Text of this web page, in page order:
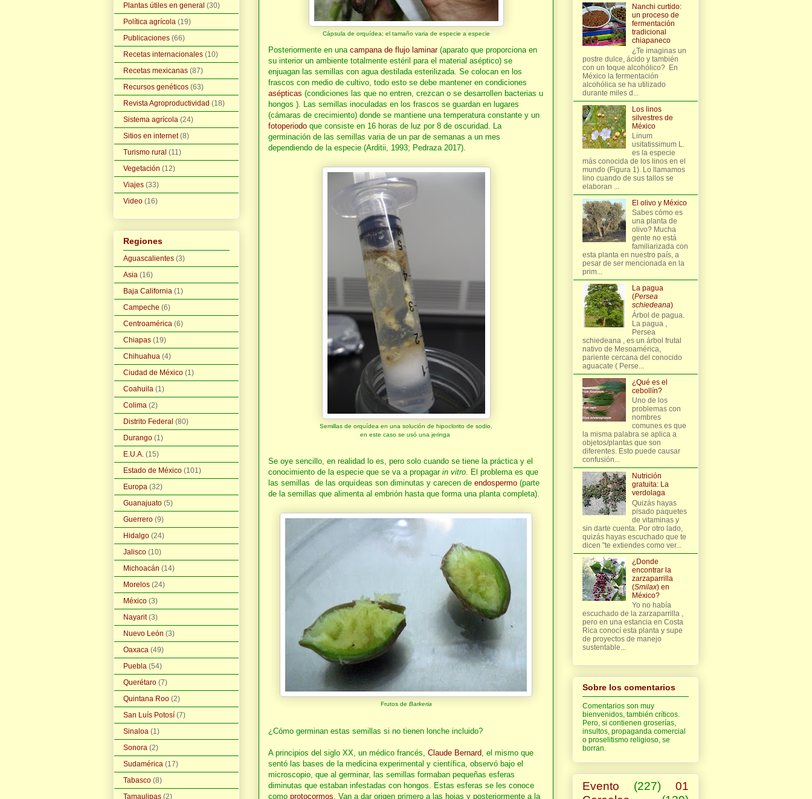
Cápsula de orquídea; el tamaño varia de especie a especie
Posteriormente en una campana de flujo laminar (aparato que proporciona en
su interior un ambiente totalmente estéril para el material aséptico) se
enjuagan las semillas con agua destilada esterilizada. Se colocan en los
frascos con medio de cultivo, todo esto se debe mantener en condiciones
asépticas (condiciones las que no entren, crezcan o se desarrollen bacterias u
hongos ). Las semillas inoculadas en los frascos se guardan en lugares
(cámaras de crecimiento) donde se mantiene una temperatura constante y un
fotoperiodo que consiste en 16 horas de luz por 8 de oscuridad. La
germinación de las semillas varia de un par de semanas a un mes
dependiendo de la especie (Arditii, 1993; Pedraza 2017).
Semillas de orquídea en una solución de hipoclorito de sodio,
en este caso se usó una jeringa
Se oye sencillo, en realidad lo es, pero solo cuando se tiene la práctica y el
conocimiento de la especie que se va a propagarin vitro. El problema es que
las semillas de las orquídeas son diminutas y carecen de endospermo (parte
de la semillas que alimenta al embrión hasta que forma una planta completa).
Frutos de Barkeria
¿Cómo germinan estas semillas si no tienen lonche incluido?
A principios del siglo XX, un médico francés, Claude Bernard , el mismo que
sentó las bases de la medicina experimental y científica, observó bajo el
microscopio, que al germinar, las semillas formaban pequeñas esferas
diminutas que estaban infestadas con hongos. Estas esferas se les conoce
como protocormos. Van a dar origen primero a las hojas y posteriormente a la
Plantas útiles en general (30)
Política agrícola (19)
Publicaciones (66)
Recetas internacionales (10)
Recetas mexicanas (87)
Recursos genéticos (63)
Revista Agroproductividad (18)
Sistema agrícola (24)
Sitios en internet (8)
Turismo rural (11)
Vegetación (12)
Viajes (33)
Video (16)
Regiones
Aguascalientes (3)
Asia (16)
Baja California (1)
Campeche (6)
Centroamérica (6)
Chiapas (19)
Chihuahua (4)
Ciudad de México (1)
Coahuila (1)
Colima (2)
Distrito Federal (80)
Durango (1)
E.U.A. (15)
Estado de México (101)
Europa (32)
Guanajuato (5)
Guerrero (9)
Hidalgo (24)
Jalisco (10)
Michoacán (14)
Morelos (24)
México (3)
Nayarit (3)
Nuevo León (3)
Oaxaca (49)
Puebla (54)
Querétaro (7)
Quintana Roo (2)
San Luís Potosí (7)
Sinaloa (1)
Sonora (2)
Sudamérica (17)
Tabasco (8)
Tamaulipas (2)
Nanchi curtido:
un proceso de
fermentación
tradicional
chiapaneco
¿Te imaginas un
postre dulce, ácido y también
con un toque alcohólico? En
México la fermentación
alcohólica se ha utilizado
durante miles d...
Los linos
silvestres de
México
Linum
usitatissimum L.
es la especie
más conocida de los linos en el
mundo (Figura 1). Lo llamamos
lino cuando de sus tallos se
elaboran ...
El olivo y México
Sabes cómo es
una planta de
olivo? Mucha
gente no está
familiarizada con
esta planta en nuestro país, a
pesar de ser mencionada en la
prim...
La pagua
(Persea
schiedeana)
Árbol de pagua.
La pagua ,
Persea
schiedeana , es un árbol frutal
nativo de Mesoamérica,
pariente cercana del conocido
aguacate ( Perse...
¿Qué es el
cebollín?
Uno de los
problemas con
nombres
comunes es que
la misma palabra se aplica a
objetos/plantas que son
diferentes. Esto puede causar
confusión...
Nutrición
gratuita: La
verdolaga
Quizás hayas
pisado paquetes
de vitaminas y
sin darte cuenta. Por otro lado,
quizás hayas escuchado que te
dicen "te extiendes como ver...
¿Donde
encontrar la
zarzaparrilla
(Smilax) en
México?
Yo no había
escuchado de la zarzaparrilla ,
pero en una estancia en Costa
Rica conocí esta planta y supe
de proyectos de manejo
sustentable...
Sobre los comentarios
Comentarios son muy
bienvenidos, también críticos.
Pero, si contienen groserías,
insultos, propaganda comercial
o proselitismo religioso, se
borran.
Evento (227)
01